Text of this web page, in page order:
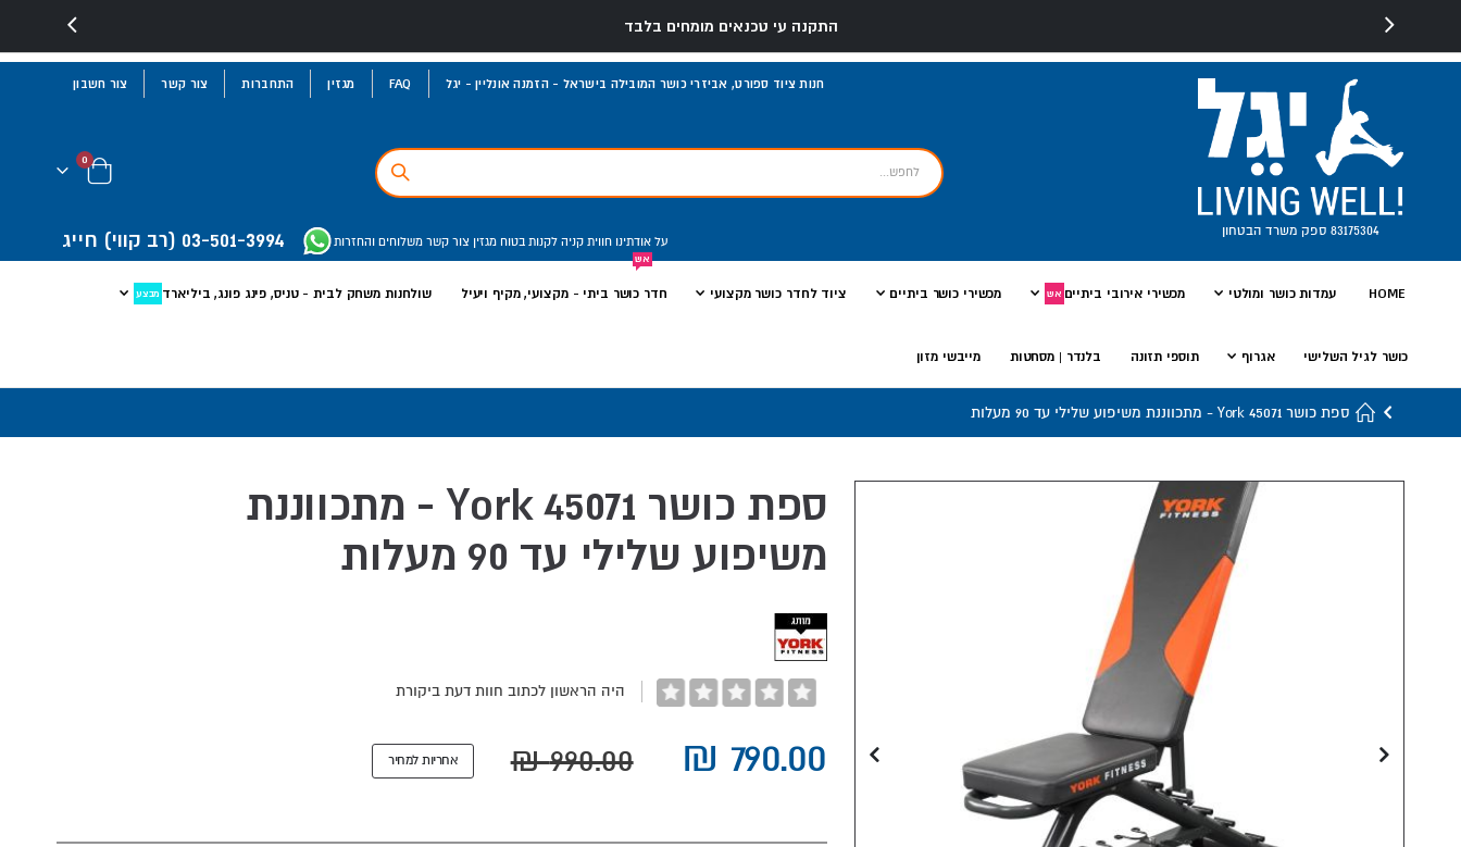
התקנה עי טכנאים מומחים בלבד
חנות ציוד ספורט, אביזרי כושר המובילה בישראל - הזמנה אונליין - יגל FAQ מגזין התחברות צור קשר צור חשבון
83175304 ספק משרד הבטחון 03-501-3994 (רב קווי) חייג על אודתינו חווית קניה לקנות בטוח מגזין צור קשר משלוחים והחזרות
Cart
0פריטים
HOME עמדות כושר ומולטי מכשירי אירובי ביתיים אש מכשירי כושר ביתיים ציוד לחדר כושר מקצועי חדר כושר ביתי - מקצועי, מקיף ויעיל
אש
שולחנות משחק לבית - טניס, פינג פונג, ביליארד מבצע
כושר לגיל השלישי אגרוף תוספי תזונה בלנדר | מסחטות מייבשי מזון
ספת כושר York 45071 - מתכווננת משיפוע שלילי עד 90 מעלות
ספת כושר York 45071 - מתכווננת
משיפוע שלילי עד 90 מעלות
היה הראשון לכתוב חוות דעת ביקורת
‏990.00 ₪ אחריות למחיר